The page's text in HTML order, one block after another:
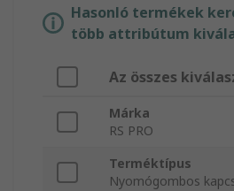
Hasonló termékek
több attribútum
Az összes
Márka
RS PRO
Terméktípus
Nyomógombos